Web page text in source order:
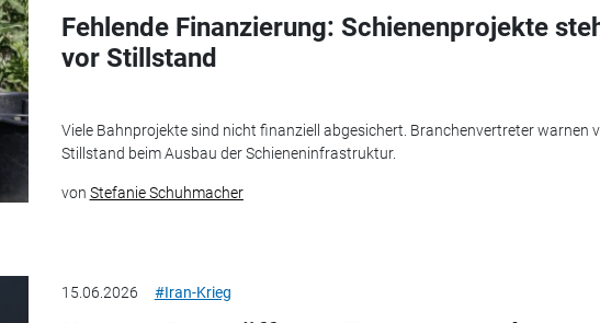
Fehlende Finanzierung: Schienenprojekte
vor Stillstand
Viele Bahnprojekte sind nicht finanziell abgesichert. Branchenvertreter warnen
Stillstand beim Ausbau der Schieneninfrastruktur.
von Stefanie Schuhmacher
15.06.2026 #Iran-Krieg